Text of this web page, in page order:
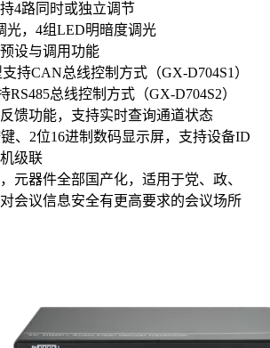
4路同时或独立调节
光，4组LED明暗度调光
设与调用功能
持CAN总线控制方式（GX-D704S1）
RS485总线控制方式（GX-D704S2）
馈功能，支持实时查询通道状态
、2位16进制数码显示屏，支持设备ID
级联
元器件全部国产化，适用于党、政、
会议信息安全有更高要求的会议场所